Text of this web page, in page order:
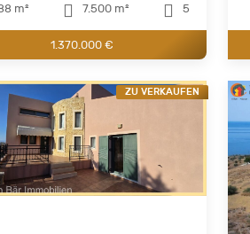
m² 7.500 m² 5
1.370.000 €
ZU VERKAUFEN